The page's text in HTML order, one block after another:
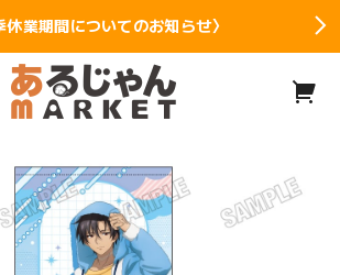
休業期間についてのお知らせ〉